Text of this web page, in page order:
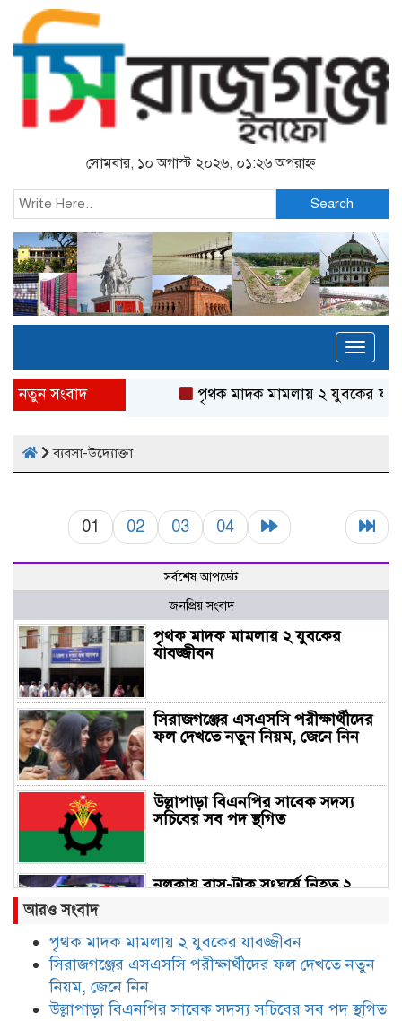
সোমবার, ১০ অগাস্ট ২০২৬, ০১:২৬ অপরাহ্ন
Search
নতুন সংবাদ পৃথক মাদক মামলায় ২ যুবকের
ব্যবসা-উদ্যোক্তা
01 02 03 04
সর্বশেষ আপডেট
জনপ্রিয় সংবাদ
পৃথক মাদক মামলায় ২ যুবকের
যাবজ্জীবন
সিরাজগঞ্জের এসএসসি পরীক্ষার্থীদের
ফল দেখতে নতুন নিয়ম, জেনে নিন
উল্লাপাড়া বিএনপির সাবেক সদস্য
সচিবের সব পদ স্থগিত
নলকায় বাস-ট্রাক সংঘর্ষে নিহত ২,
তাড়াশে খাল থেকে সিএনজি চালকের
আরও সংবাদ
পৃথক মাদক মামলায় ২ যুবকের যাবজ্জীবন
সিরাজগঞ্জের এসএসসি পরীক্ষার্থীদের ফল দেখতে নতুন
নিয়ম, জেনে নিন
উল্লাপাড়া বিএনপির সাবেক সদস্য সচিবের সব পদ স্থগিত